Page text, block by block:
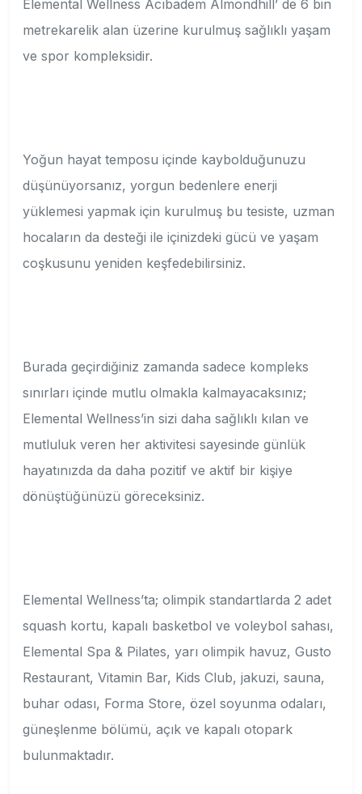
Elemental Wellness Acıbadem Almondhill’ de 6 bin
metrekarelik alan üzerine kurulmuş sağlıklı yaşam
ve spor kompleksidir.
Yoğun hayat temposu içinde kaybolduğunuzu
düşünüyorsanız, yorgun bedenlere enerji
yüklemesi yapmak için kurulmuş bu tesiste, uzman
hocaların da desteği ile içinizdeki gücü ve yaşam
coşkusunu yeniden keşfedebilirsiniz.
Burada geçirdiğiniz zamanda sadece kompleks
sınırları içinde mutlu olmakla kalmayacaksınız;
Elemental Wellness’in sizi daha sağlıklı kılan ve
mutluluk veren her aktivitesi sayesinde günlük
hayatınızda da daha pozitif ve aktif bir kişiye
dönüştüğünüzü göreceksiniz.
Elemental Wellness’ta; olimpik standartlarda 2 adet
squash kortu, kapalı basketbol ve voleybol sahası,
Elemental Spa & Pilates, yarı olimpik havuz, Gusto
Restaurant, Vitamin Bar, Kids Club, jakuzi, sauna,
buhar odası, Forma Store, özel soyunma odaları,
güneşlenme bölümü, açık ve kapalı otopark
bulunmaktadır.